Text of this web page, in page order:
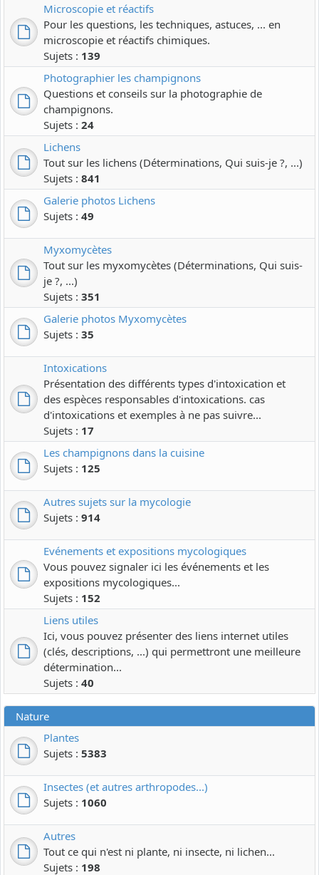
Microscopie et réactifs
Pour les questions, les techniques, astuces, ... en
microscopie et réactifs chimiques.
Sujets : 139
Photographier les champignons
Questions et conseils sur la photographie de
champignons.
Sujets : 24
Lichens
Tout sur les lichens (Déterminations, Qui suis-je ?, ...)
Sujets : 841
Galerie photos Lichens
Sujets : 49
Myxomycètes
Tout sur les myxomycètes (Déterminations, Qui suis-
je ?, ...)
Sujets : 351
Galerie photos Myxomycètes
Sujets : 35
Intoxications
Présentation des différents types d'intoxication et
des espèces responsables d'intoxications. cas
d'intoxications et exemples à ne pas suivre...
Sujets : 17
Les champignons dans la cuisine
Sujets : 125
Autres sujets sur la mycologie
Sujets : 914
Evénements et expositions mycologiques
Vous pouvez signaler ici les événements et les
expositions mycologiques...
Sujets : 152
Liens utiles
Ici, vous pouvez présenter des liens internet utiles
(clés, descriptions, ...) qui permettront une meilleure
détermination...
Sujets : 40
Nature
Plantes
Sujets : 5383
Insectes (et autres arthropodes...)
Sujets : 1060
Autres
Tout ce qui n'est ni plante, ni insecte, ni lichen...
Sujets : 198